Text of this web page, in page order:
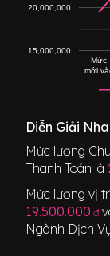
Mức
mới
15,000,000
20,000,000
Diễn Giải
Mức lương
Thanh Toán là
Mức lương vị
19.500.000 đ
Ngành Dịch